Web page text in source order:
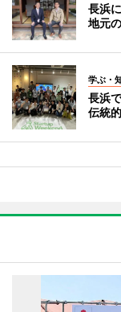
長浜
地元
学ぶ・
長浜
伝統